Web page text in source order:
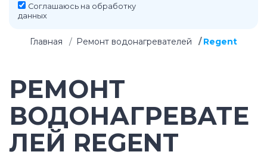
Соглашаюсь на обработку
данных
Главная Ремонт водонагревателей Regent
РЕМОНТ
ВОДОНАГРЕВАТЕ
ЛЕЙ REGENT